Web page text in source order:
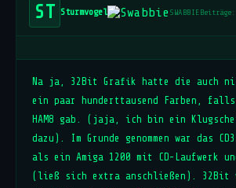
ST Sturmvogel SWABBIEBeiträge:
Na ja, 32Bit Grafik hatte die auch
ein paar hunderttausend Farben,
HAM8 gab. (jaja, ich bin ein
dazu). Im Grunde genommen war das
als ein Amiga 1200 mit CD-Laufwerk
(ließ sich extra anschließen). 32Bit